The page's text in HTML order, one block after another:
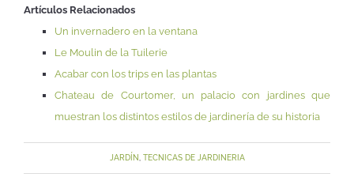
Artículos Relacionados
Un invernadero en la ventana
Le Moulin de la Tuilerie
Acabar con los trips en las plantas
Chateau de Courtomer, un palacio con jardines que
muestran los distintos estilos de jardinería de su historia
JARDÍN, TECNICAS DE JARDINERIA